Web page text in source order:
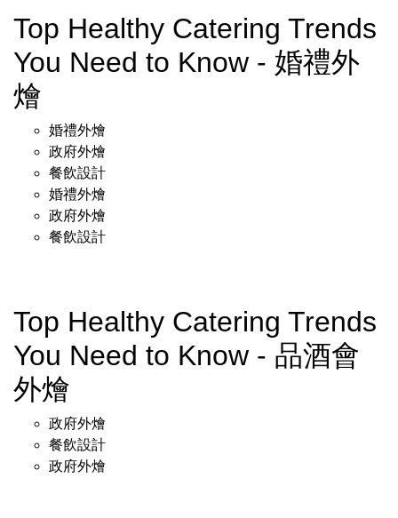
Top Healthy Catering Trends
You Need to Know - 婚禮外
燴
婚禮外燴
政府外燴
餐飲設計
婚禮外燴
政府外燴
餐飲設計
Top Healthy Catering Trends
You Need to Know - 品酒會
外燴
政府外燴
餐飲設計
政府外燴